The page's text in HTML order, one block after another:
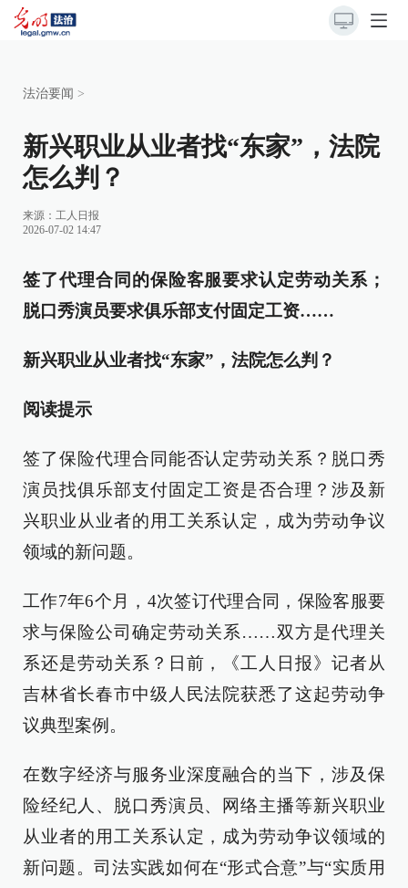
法治要闻 >
新兴职业从业者找“东家”，法院
怎么判？
来源： 工人日报
2026-07-02 14:47
签了代理合同的保险客服要求认定劳动关系；
脱口秀演员要求俱乐部支付固定工资……
新兴职业从业者找“东家”，法院怎么判？
阅读提示
签了保险代理合同能否认定劳动关系？脱口秀
演员找俱乐部支付固定工资是否合理？涉及新
兴职业从业者的用工关系认定，成为劳动争议
领域的新问题。
工作7年6个月，4次签订代理合同，保险客服要
求与保险公司确定劳动关系……双方是代理关
系还是劳动关系？日前，《工人日报》记者从
吉林省长春市中级人民法院获悉了这起劳动争
议典型案例。
在数字经济与服务业深度融合的当下，涉及保
险经纪人、脱口秀演员、网络主播等新兴职业
从业者的用工关系认定，成为劳动争议领域的
新问题。司法实践如何在“形式合意”与“实质用